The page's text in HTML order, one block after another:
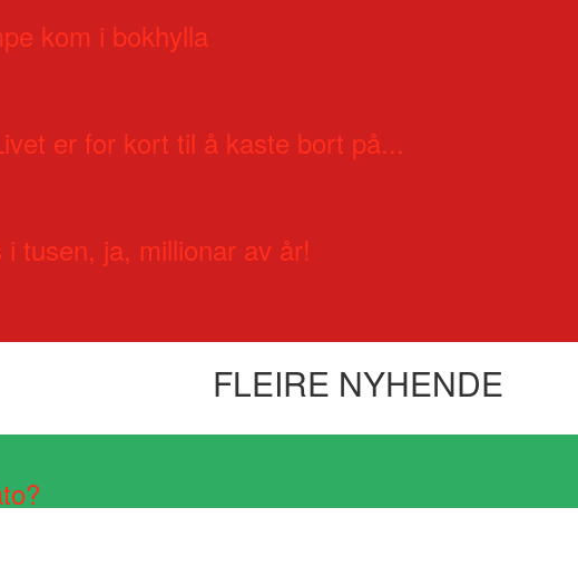
kom i bokhylla
er for kort til å kaste bort på...
tusen, ja, millionar av år!
FLEIRE NYHENDE